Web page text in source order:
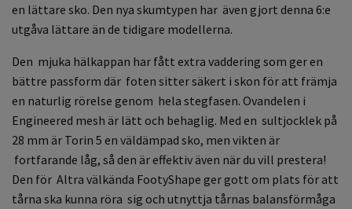
en lättare sko. Den nya skumtypen har även gjort denna 6:e
utgåva lättare än de tidigare modellerna.
Den mjuka hälkappan har fått extra vaddering som ger en
bättre passform där foten sitter säkert i skon för att främja
en naturlig rörelse genom hela stegfasen. Ovandelen i
Engineered mesh är lätt och behaglig. Med en sultjocklek på
28 mm är Torin 5 en väldämpad sko, men vikten är
fortfarande låg, så den är effektiv även när du vill prestera!
Den för Altra välkända FootyShape ger gott om plats för att
tårna ska kunna röra sig och utnyttja tårnas balansförmåga